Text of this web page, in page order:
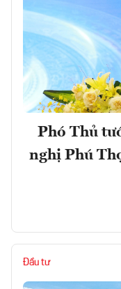
Phó Thủ
nghị Phú
Đầu tư